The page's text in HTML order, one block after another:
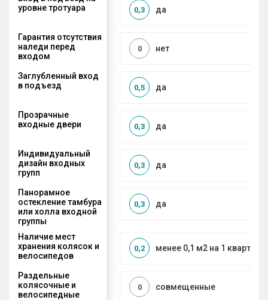
уровне тротуара
да
0,3
Гарантия отсутствия
наледи перед
входом
нет
0
Заглубленный вход
в подъезд
да
0,5
Прозрачные
входные двери
да
0,3
Индивидуальный
дизайн входных
групп
да
0,3
Панорамное
остекление тамбура
или холла входной
группы
да
0,3
Наличие мест
хранения колясок и
велосипедов
менее 0,1 м2 на 1 квартиру
0,2
Раздельные
колясочные и
велосипедные
совмещенные
0